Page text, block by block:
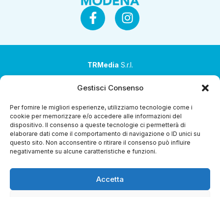
Gestisci Consenso
Per fornire le migliori esperienze, utilizziamo tecnologie come i
cookie per memorizzare e/o accedere alle informazioni del
dispositivo. Il consenso a queste tecnologie ci permetterà di
elaborare dati come il comportamento di navigazione o ID unici su
questo sito. Non acconsentire o ritirare il consenso può influire
negativamente su alcune caratteristiche e funzioni.
Accetta
TRMedia S.r.l.
coordinamento da parte di Coop Alleanza 3.0 Soc. Coop.
Sede legale: via Ragazzi del ’99 nr. 51 42124 Reggio Emilia
(RE)
P.Iva 00651840365
Home i Programmi Diretta Streaming Guida TV
Chi